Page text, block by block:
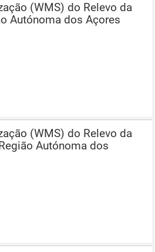
(WMS) do Relevo da
Autónoma dos Açores
(WMS) do Relevo da
Autónoma dos